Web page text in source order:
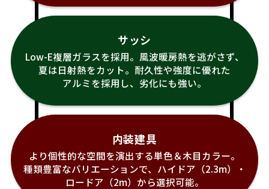
サッシ
Low-E複層ガラスを採用。風波暖房熱を逃がさず、
夏は日射熱をカット。耐久性や強度に優れた
アルミを採用し、劣化にも強い。
内装建具
より個性的な空間を演出する単色＆木目カラー。
種類豊富なバリエーションで、ハイドア（2.3m）・
ロードア（2m）から選択可能。